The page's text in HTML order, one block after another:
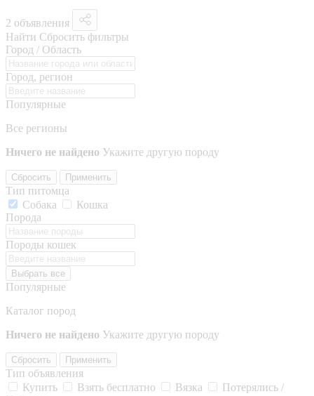
2 объявления
Найти Сбросить фильтры
Город / Область
Город, регион
Популярные
Все регионы
Ничего не найдено Укажите другую породу
Сбросить Применить
Тип питомца
Собака
Кошка
Порода
Породы кошек
Выбрать все
Популярные
Каталог пород
Ничего не найдено Укажите другую породу
Сбросить Применить
Тип объявления
Купить
Взять бесплатно Вязка
Потерялись /